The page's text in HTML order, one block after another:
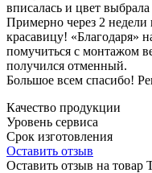
вписалась и цвет
Примерно через 2
красавицу!
помучиться с монтажом
получился отменный.
Большое всем спасибо!
Качество продукции
Уровень сервиса
Срок изготовления
Оставить отзыв
Оставить отзыв на товар